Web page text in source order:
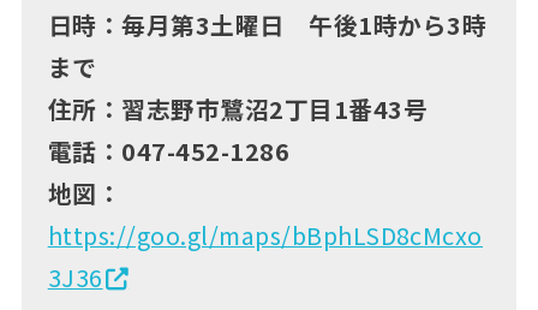
日時：毎月第3土曜日 午後1時から3時
まで
住所：習志野市鷺沼2丁目1番43号
電話：047-452-1286
地図：
https://goo.gl/maps/bBphLSD8cMcxo
3J36